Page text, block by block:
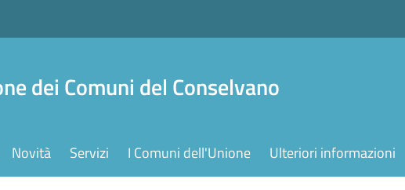
dei Comuni del Conselvano
Novità Servizi I Comuni dell'Unione Ulteriori informazioni